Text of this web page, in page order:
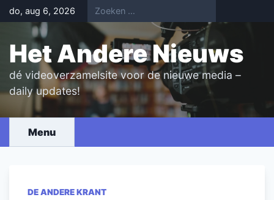
Skip
to
content
do, aug 6, 2026
Het Andere Nieuws
dé videoverzamelsite voor de nieuwe media –
daily updates!
Menu
DE ANDERE KRANT